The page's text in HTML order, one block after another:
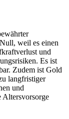
weil es einen
und
Es ist
Zudem ist Gold
langfristiger
und
Altersvorsorge